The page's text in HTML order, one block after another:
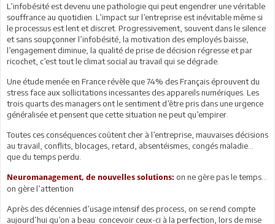
L’infobésité est devenu une pathologie qui peut engendrer une véritable
souffrance au quotidien. L’impact sur l’entreprise est inévitable même si
le processus est lent et discret. Progressivement, souvent dans le silence
et sans soupçonner l’infobésité, la motivation des employés baisse,
l’engagement diminue, la qualité de prise de décision régresse et par
ricochet, c’est tout le climat social au travail qui se dégrade.
Une étude menée en France révèle que 74% des Français éprouvent du
stress face aux sollicitations incessantes des appareils numériques. Les
trois quarts des managers ont le sentiment d’être pris dans une urgence
généralisée et pensent que cette situation ne peut qu’empirer.
Toutes ces conséquences coûtent cher à l’entreprise, mauvaises décisions
au travail, conflits, blocages, retard, absentéismes, congés maladie…
que du temps perdu.
Neuromanagement, de nouvelles solutions: on ne gère pas le temps…
on gère l’attention
Après des décennies d’usage intensif des process, on se rend compte
aujourd’hui qu’on a beau concevoir ceux-ci à la perfection, lors de mise